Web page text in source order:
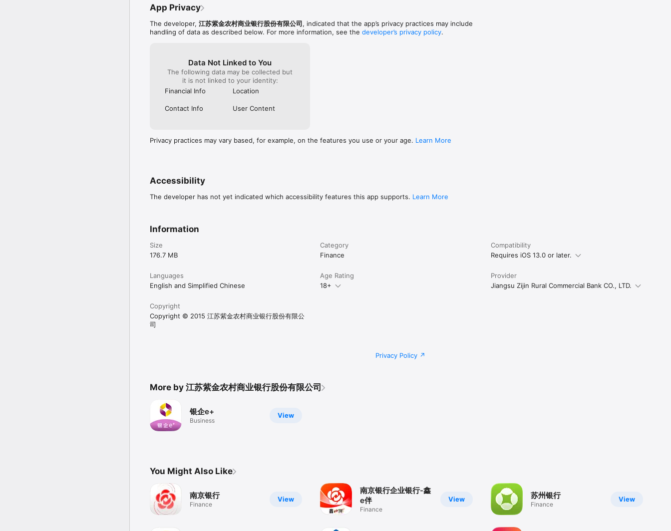
App Privacy
The developer, 江苏紫金农村商业银行股份有限公司, indicated that the app’s privacy practices may include
handling of data as described below. For more information, see the developer’s privacy policy.
Data Not Linked to You
The following data may be collected but
it is not linked to your identity:
Financial Info
Location
Contact Info User Content
Privacy practices may vary based, for example, on the features you use or your age. Learn More
Accessibility
The developer has not yet indicated which accessibility features this app supports. Learn More
Information
Size
176.7 MB
Category
Finance
Compatibility
Requires iOS 13.0 or later.
Languages
English and Simplified Chinese
Age Rating
18+
Provider
Jiangsu Zijin Rural Commercial Bank CO., LTD.
Copyright
Copyright © 2015 江苏紫金农村商业银行股份有限公
司
Privacy Policy
More by 江苏紫金农村商业银行股份有限公司
View
银企e+
Business
You Might Also Like
View
南京银行
Finance
View
南京银行企业银行-鑫
e伴
Finance
View
苏州银行
Finance